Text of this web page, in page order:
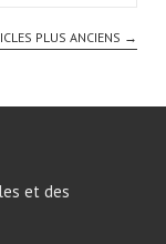
PLUS ANCIENS →
et des